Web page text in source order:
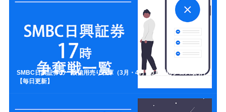
SMBC日興証券の一般信用売り在庫（3月・4月・5月優待クロス取引）
【毎日更新】